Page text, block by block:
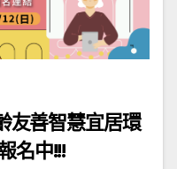
友善智慧宜居環
名中!!!